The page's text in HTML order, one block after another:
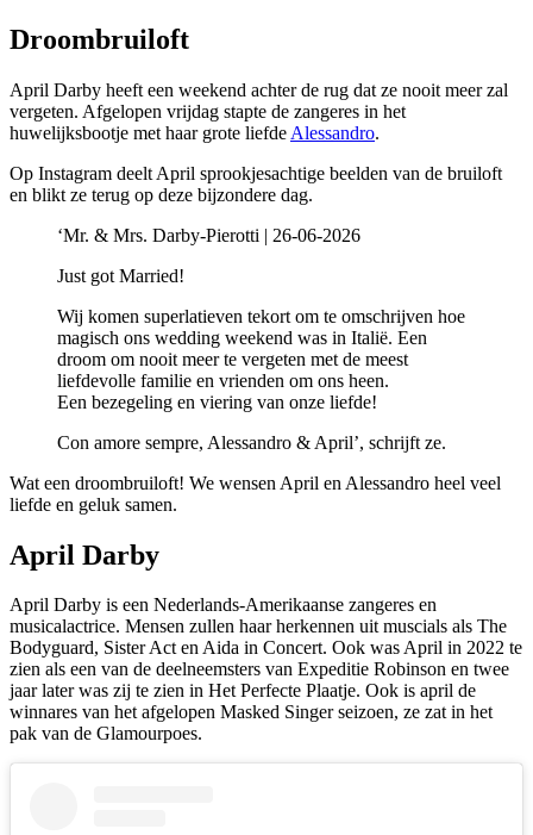
Droombruiloft
April Darby heeft een weekend achter de rug dat ze nooit meer zal
vergeten. Afgelopen vrijdag stapte de zangeres in het
huwelijksbootje met haar grote liefde Alessandro.
Op Instagram deelt April sprookjesachtige beelden van de bruiloft
en blikt ze terug op deze bijzondere dag.
‘Mr. & Mrs. Darby-Pierotti | 26-06-2026
Just got Married!
Wij komen superlatieven tekort om te omschrijven hoe
magisch ons wedding weekend was in Italië. Een
droom om nooit meer te vergeten met de meest
liefdevolle familie en vrienden om ons heen.
Een bezegeling en viering van onze liefde!
Con amore sempre, Alessandro & April’, schrijft ze.
Wat een droombruiloft! We wensen April en Alessandro heel veel
liefde en geluk samen.
April Darby
April Darby is een Nederlands-Amerikaanse zangeres en
musicalactrice. Mensen zullen haar herkennen uit muscials als The
Bodyguard, Sister Act en Aida in Concert. Ook was April in 2022 te
zien als een van de deelneemsters van Expeditie Robinson en twee
jaar later was zij te zien in Het Perfecte Plaatje. Ook is april de
winnares van het afgelopen Masked Singer seizoen, ze zat in het
pak van de Glamourpoes.